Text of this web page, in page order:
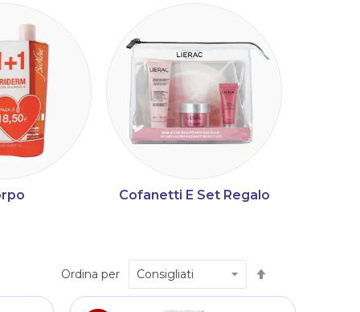
Cofanetti E Set Regalo
Ordina per
direzione